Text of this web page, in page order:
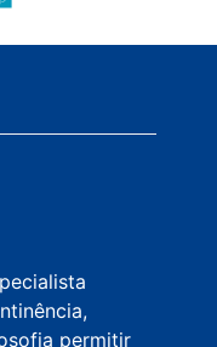
permitir